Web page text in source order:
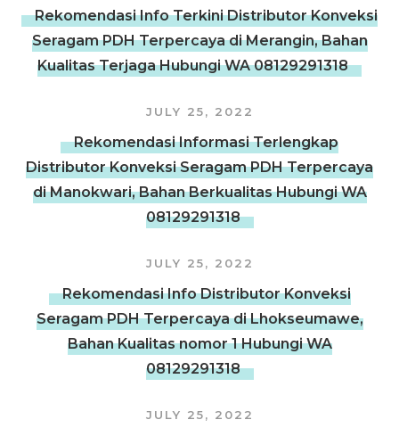
Rekomendasi Info Terkini Distributor Konveksi
Seragam PDH Terpercaya di Merangin, Bahan
Kualitas Terjaga Hubungi WA 08129291318
JULY 25, 2022
Rekomendasi Informasi Terlengkap
Distributor Konveksi Seragam PDH Terpercaya
di Manokwari, Bahan Berkualitas Hubungi WA
08129291318
JULY 25, 2022
Rekomendasi Info Distributor Konveksi
Seragam PDH Terpercaya di Lhokseumawe,
Bahan Kualitas nomor 1 Hubungi WA
08129291318
JULY 25, 2022